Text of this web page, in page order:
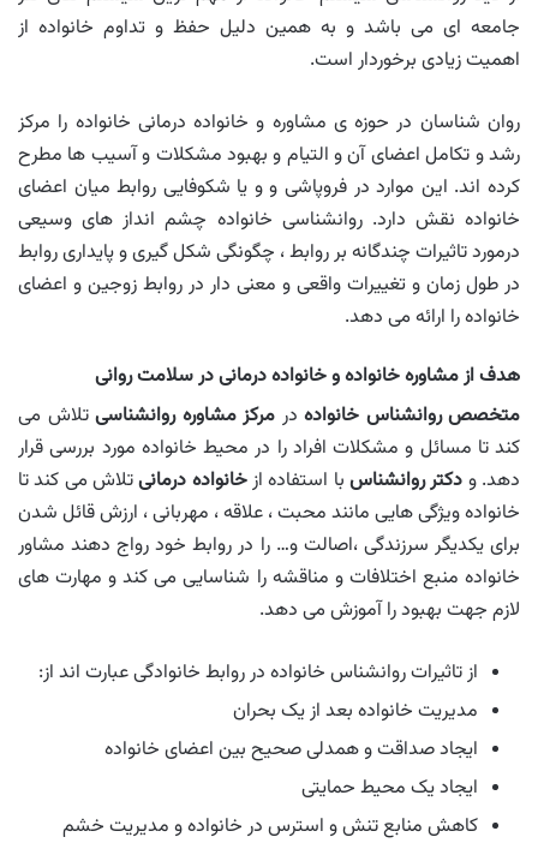
جامعه ای می باشد و به همین دلیل حفظ و تداوم خانواده از
اهمیت زیادی برخوردار است.
روان شناسان در حوزه ی مشاوره و خانواده درمانی خانواده را مرکز
رشد و تکامل اعضای آن و التیام و بهبود مشکلات و آسیب ها مطرح
کرده اند. این موارد در فروپاشی و و یا شکوفایی روابط میان اعضای
خانواده نقش دارد. روانشناسی خانواده چشم انداز های وسیعی
درمورد تاثیرات چندگانه بر روابط ، چگونگی شکل گیری و پایداری روابط
در طول زمان و تغییرات واقعی و معنی دار در روابط زوجین و اعضای
خانواده را ارائه می دهد.
هدف از مشاوره خانواده و خانواده درمانی در سلامت روانی
متخصص روانشناس خانواده در مرکز مشاوره روانشناسی تلاش می
کند تا مسائل و مشکلات افراد را در محیط خانواده مورد بررسی قرار
دهد. و دکتر روانشناسبا استفاده ازخانواده درمانیتلاش می کند تا
خانواده ویژگی هایی مانند محبت ، علاقه ، مهربانی ، ارزش قائل شدن
برای یکدیگر سرزندگی ،اصالت و… را در روابط خود رواج دهند مشاور
خانواده منبع اختلافات و مناقشه را شناسایی می کند و مهارت های
لازم جهت بهبود را آموزش می دهد.
از تاثیرات روانشناس خانواده در روابط خانوادگی عبارت اند از:
مدیریت خانواده بعد از یک بحران
ایجاد صداقت و همدلی صحیح بین اعضای خانواده
ایجاد یک محیط حمایتی
کاهش منابع تنش و استرس در خانواده و مدیریت خشم